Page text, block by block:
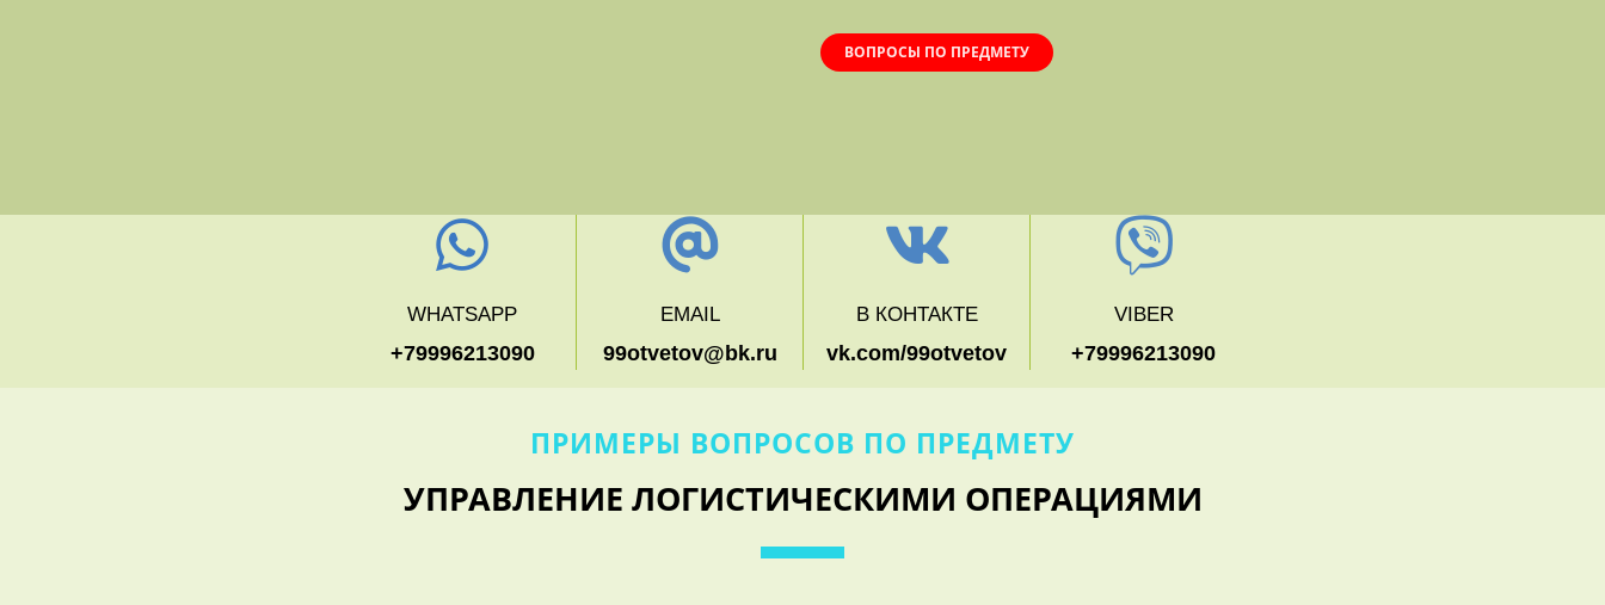
ВОПРОСЫ ПО ПРЕДМЕТУ
WHATSAPP
+79996213090
EMAIL
99otvetov@bk.ru
В КОНТАКТЕ
vk.com/99otvetov
VIBER
+79996213090
ПРИМЕРЫ ВОПРОСОВ ПО ПРЕДМЕТУ
УПРАВЛЕНИЕ ЛОГИСТИЧЕСКИМИ ОПЕРАЦИЯМИ